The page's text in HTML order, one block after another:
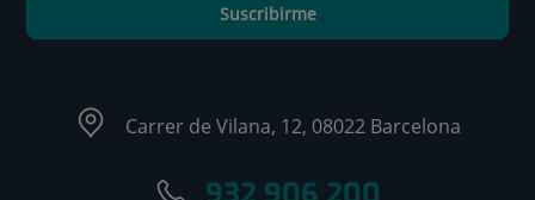
Suscribirme
Carrer de Vilana, 12, 08022 Barcelona